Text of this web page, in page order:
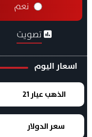
نعم
تصويت
اسعار اليوم
الذهب عيار 21
سعر الدولار